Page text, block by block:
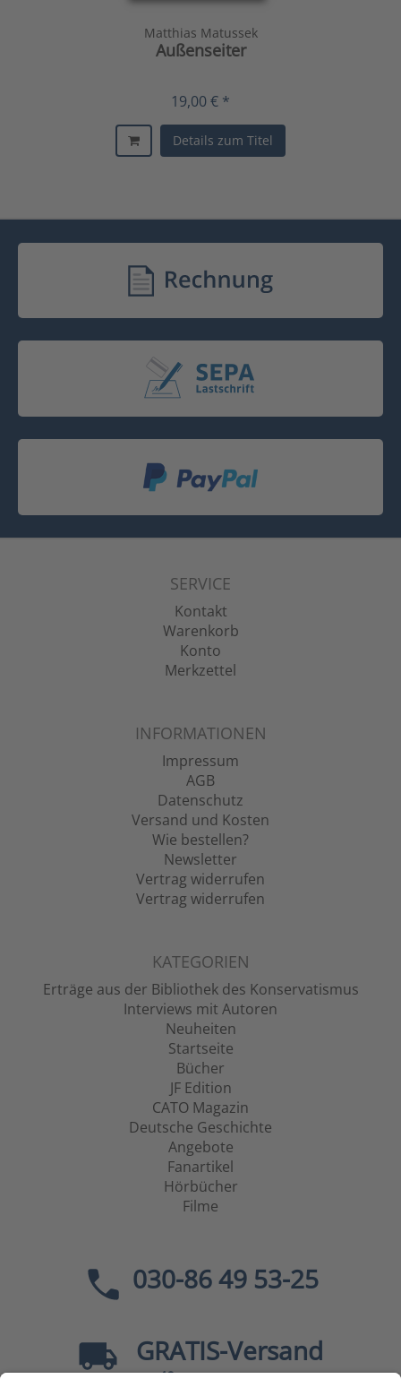
Matthias Matussek
Außenseiter
19,00 € *
Details zum Titel
SERVICE
Kontakt
Warenkorb
Konto
Merkzettel
INFORMATIONEN
Impressum
AGB
Datenschutz
Versand und Kosten
Wie bestellen?
Newsletter
Vertrag widerrufen
Vertrag widerrufen
KATEGORIEN
Erträge aus der Bibliothek des Konservatismus
Interviews mit Autoren
Neuheiten
Startseite
Bücher
JF Edition
CATO Magazin
Deutsche Geschichte
Angebote
Fanartikel
Hörbücher
Filme
030-86 49 53-25
GRATIS-Versand